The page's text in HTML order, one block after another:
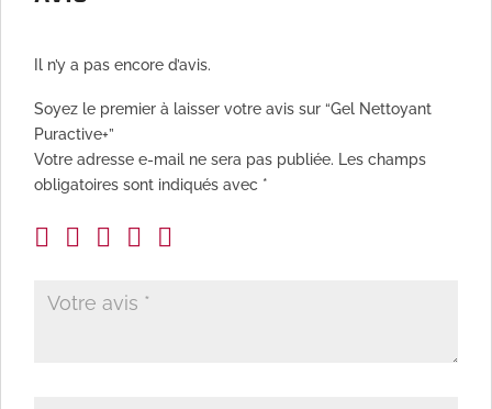
Il n’y a pas encore d’avis.
Soyez le premier à laisser votre avis sur “Gel Nettoyant
Puractive+”
Votre adresse e-mail ne sera pas publiée.
Les champs
obligatoires sont indiqués avec *